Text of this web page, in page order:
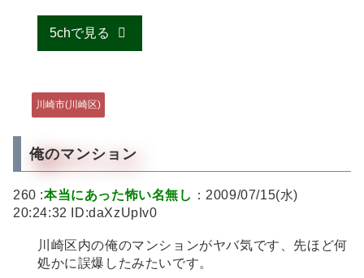
5chで見る
川崎市(川崎区)
俺のマンション
260 :本当にあった怖い名無し ：2009/07/15(水)
20:24:32 ID:daXzUpIv0
川崎区内の俺のマンションがヤバ気です、先ほど何
処かに誤爆したみたいです。